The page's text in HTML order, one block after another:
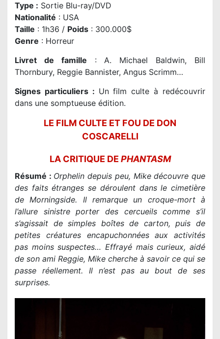
Type : Sortie Blu-ray/DVD
Nationalité : USA
Taille : 1h36 / Poids : 300.000$
Genre : Horreur
Livret de famille : A. Michael Baldwin, Bill
Thornbury, Reggie Bannister, Angus Scrimm…
Signes particuliers : Un film culte à redécouvrir
dans une somptueuse édition.
LE FILM CULTE ET FOU DE DON
COSCARELLI
LA CRITIQUE DE PHANTASM
Résumé : Orphelin depuis peu, Mike découvre que
des faits étranges se déroulent dans le cimetière
de Morningside. Il remarque un croque-mort à
l’allure sinistre porter des cercueils comme s’il
s’agissait de simples boîtes de carton, puis de
petites créatures encapuchonnées aux activités
pas moins suspectes… Effrayé mais curieux, aidé
de son ami Reggie, Mike cherche à savoir ce qui se
passe réellement. Il n’est pas au bout de ses
surprises.